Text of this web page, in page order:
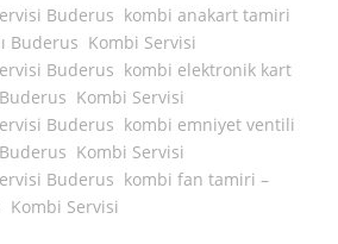
Buderus kombi anakart tamiri
Buderus Kombi Servisi
Buderus kombi elektronik kart
Kombi Servisi
Buderus kombi emniyet ventili
Kombi Servisi
Buderus kombi fan tamiri –
Kombi Servisi